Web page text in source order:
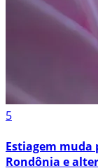
5
Estiagem muda
Rondônia e